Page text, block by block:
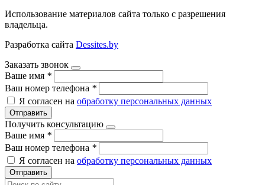
Использование материалов сайта только с разрешения
владельца.
Разработка сайта Dessites.by
Заказать звонок
Ваше имя *
Ваш номер телефона *
Я согласен на обработку персональных данных
Отправить
Получить консультацию
Ваше имя *
Ваш номер телефона *
Я согласен на обработку персональных данных
Отправить